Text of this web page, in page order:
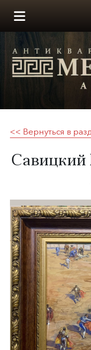
<< Вернуться в
Савицкий